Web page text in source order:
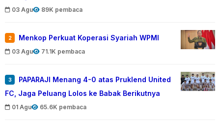
03 Agu 89K pembaca
2 Menkop Perkuat Koperasi Syariah WPMI
03 Agu 71.1K pembaca
3
PAPARAJI Menang 4-0 atas Pruklend United
FC, Jaga Peluang Lolos ke Babak Berikutnya
01 Agu 65.6K pembaca